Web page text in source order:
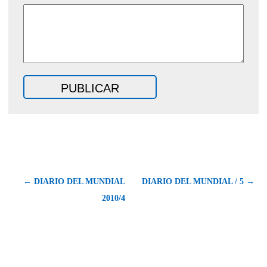
← DIARIO DEL MUNDIAL
2010/4
DIARIO DEL MUNDIAL / 5 →